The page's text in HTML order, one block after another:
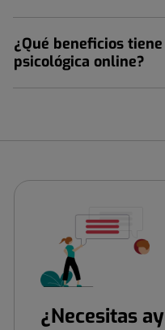
¿Qué beneficios
psicológica online?
¿Necesitas